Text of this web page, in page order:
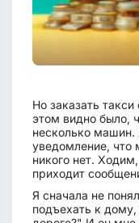
Но заказать
этом видно было,
несколько
уведомление,
никого нет.
приходит
Я сначала не
подъехать к